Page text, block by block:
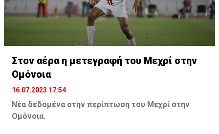
Στον αέρα η μετεγραφή του Μεχρί στην
Ομόνοια
16.07.2023 17:54
Νέα δεδομένα στην περίπτωση του Μεχρί στην
Ομόνοια.